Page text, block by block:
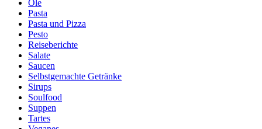
Öle
Pasta
Pasta und Pizza
Pesto
Reiseberichte
Salate
Saucen
Selbstgemachte Getränke
Sirups
Soulfood
Suppen
Tartes